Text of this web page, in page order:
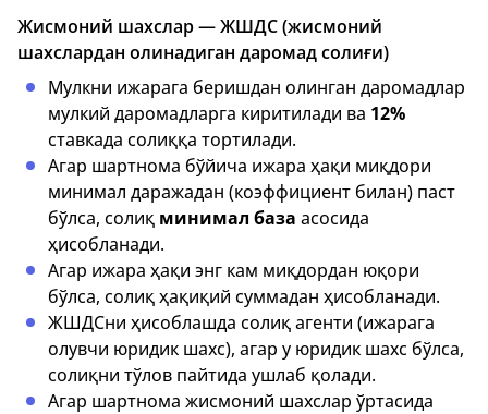
Жисмоний шахслар — ЖШДС (жисмоний
шахслардан олинадиган даромад солиғи)
Мулкни ижарага беришдан олинган даромадлар
мулкий даромадларга киритилади ва 12%
ставкада солиққа тортилади.
Агар шартнома бўйича ижара ҳақи миқдори
минимал даражадан (коэффициент билан) паст
бўлса, солиқ минимал база асосида
ҳисобланади.
Агар ижара ҳақи энг кам миқдордан юқори
бўлса, солиқ ҳақиқий суммадан ҳисобланади.
ЖШДСни ҳисоблашда солиқ агенти (ижарага
олувчи юридик шахс), агар у юридик шахс бўлса,
солиқни тўлов пайтида ушлаб қолади.
Агар шартнома жисмоний шахслар ўртасида